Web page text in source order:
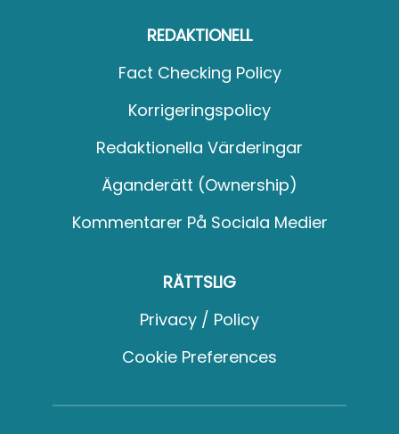
REDAKTIONELL
Fact Checking Policy
Korrigeringspolicy
Redaktionella Värderingar
Äganderätt (Ownership)
Kommentarer På Sociala Medier
RÄTTSLIG
Privacy / Policy
Cookie Preferences